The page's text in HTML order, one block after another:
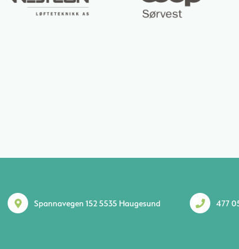
477
Spannavegen 152 5535 Haugesund